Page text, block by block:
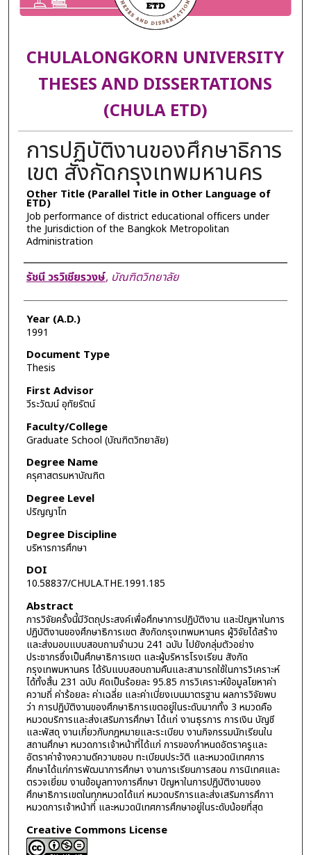
CHULALONGKORN UNIVERSITY
THESES AND DISSERTATIONS
(CHULA ETD)
การปฏิบัติงานของศึกษาธิการ
เขต สังกัดกรุงเทพมหานคร
Other Title (Parallel Title in Other Language of
ETD)
Job performance of district educational officers under
the Jurisdiction of the Bangkok Metropolitan
Administration
Author
รัชนี วรวิเชียรวงษ์, บัณฑิตวิทยาลัย
Year (A.D.)
1991
Document Type
Thesis
First Advisor
วีระวัฒน์ อุทัยรัตน์
Faculty/College
Graduate School (บัณฑิตวิทยาลัย)
Degree Name
ครุศาสตรมหาบัณฑิต
Degree Level
ปริญญาโท
Degree Discipline
บริหารการศึกษา
DOI
10.58837/CHULA.THE.1991.185
Abstract
การวิจัยครั้งนี้มีวัตถุประสงค์เพื่อศึกษาการปฏิบัติงาน และปัญหาในการ
ปฏิบัติงานของศึกษาธิการเขต สังกัดกรุงเทพมหานคร ผู้วิจัยได้สร้าง
และส่งมอบแบบสอบถามจำนวน 241 ฉบับ ไปยังกลุ่มตัวอย่าง
ประชากรซึ่งเป็นศึกษาธิการเขต และผู้บริหารโรงเรียน สังกัด
กรุงเทพมหานคร ได้รับแบบสอบถามคืนและสามารถใช้ในการวิเคราะห์
ได้ทั้งสิ้น 231 ฉบับ คิดเป็นร้อยละ 95.85 การวิเคราะห์ข้อมูลโยหาค่า
ความถี่ ค่าร้อยละ ค่าเฉลี่ย และค่าเบี่ยงเบนมาตรฐาน ผลการวิจัยพบ
ว่า การปฏิบัติงานของศึกษาธิการเขตอยู่ในระดับมากทั้ง 3 หมวดคือ
หมวดบริการและส่งเสริมการศึกษา ได้แก่ งานธุรการ การเงิน บัญชี
และพัสดุ งานเกี่ยวกับกฎหมายและระเบียบ งานกิจกรรมนักเรียนใน
สถานศึกษา หมวดการเจ้าหน้าที่ได้แก่ การของกำหนดอัตราครูและ
อัตราค่าจ้างความดีความชอบ ทะเบียนประวัติ และหมวดนิเทศการ
ศึกษาได้แก่การพัฒนาการศึกษา งานการเรียนการสอน การนิเทศและ
ตรวจเยี่ยม งานข้อมูลทางการศึกษา ปัญหาในการปฏิบัติงานของ
ศึกษาธิการเขตในทุกหมวดได้แก่ หมวดบริการและส่งเสริมการศึกาา
หมวดการเจ้าหน้าที่ และหมวดนิเทศการศึกษาอยู่ในระดับน้อยที่สุด
Creative Commons License